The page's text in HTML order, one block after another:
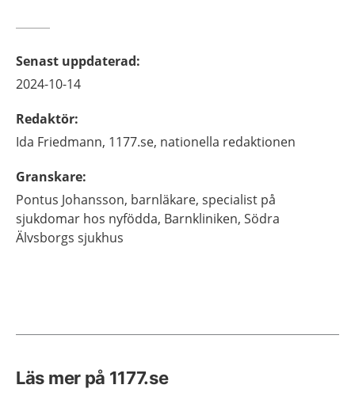
Senast uppdaterad:
2024-10-14
Redaktör:
Ida Friedmann, 1177.se, nationella redaktionen
Granskare:
Pontus Johansson, barnläkare, specialist på
sjukdomar hos nyfödda, Barnkliniken, Södra
Älvsborgs sjukhus
Läs mer på 1177.se